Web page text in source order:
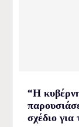
“Η
σχέδιο για